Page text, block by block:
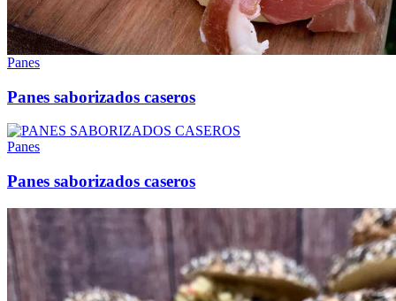
Panes
Panes saborizados caseros
Panes
Panes saborizados caseros